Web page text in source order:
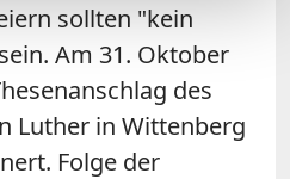
sollten "kein
Am 31. Oktober
des
Luther in Wittenberg
Folge der